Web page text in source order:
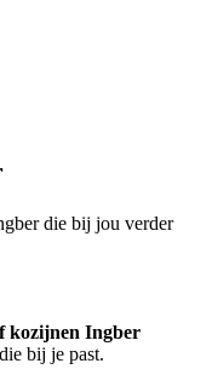
die bij jou verder
kozijnen Ingber
bij je past.